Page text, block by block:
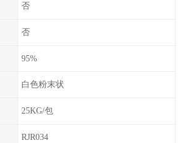
否
否
95%
白色粉末状
25KG/包
RJR034